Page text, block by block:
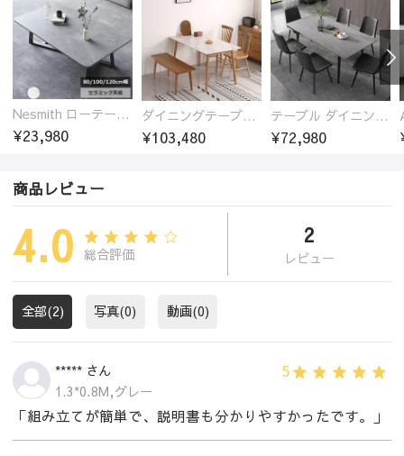
Nesmith ローテーブル センターテーブル セラミック天板
¥23,980
ダイニングテーブル セラミック天板 オークフレーム
¥103,480
テーブル ダイニングテーブル セラミック天板
¥72,980
商品レビュー
4.0 総合評価
2
レビュー
全部(2) 写真(0) 動画(0)
***** さん 5
1.3*0.8M,グレー
「組み立てが簡単で、説明書も分かりやすかったです。」